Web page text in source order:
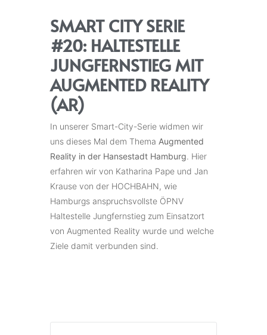
SMART CITY SERIE
#20: HALTESTELLE
JUNGFERNSTIEG MIT
AUGMENTED REALITY
(AR)
In unserer Smart-City-Serie widmen wir
uns dieses Mal dem Thema Augmented
Reality in der Hansestadt Hamburg. Hier
erfahren wir von Katharina Pape und Jan
Krause von der HOCHBAHN, wie
Hamburgs anspruchsvollste ÖPNV
Haltestelle Jungfernstieg zum Einsatzort
von Augmented Reality wurde und welche
Ziele damit verbunden sind.